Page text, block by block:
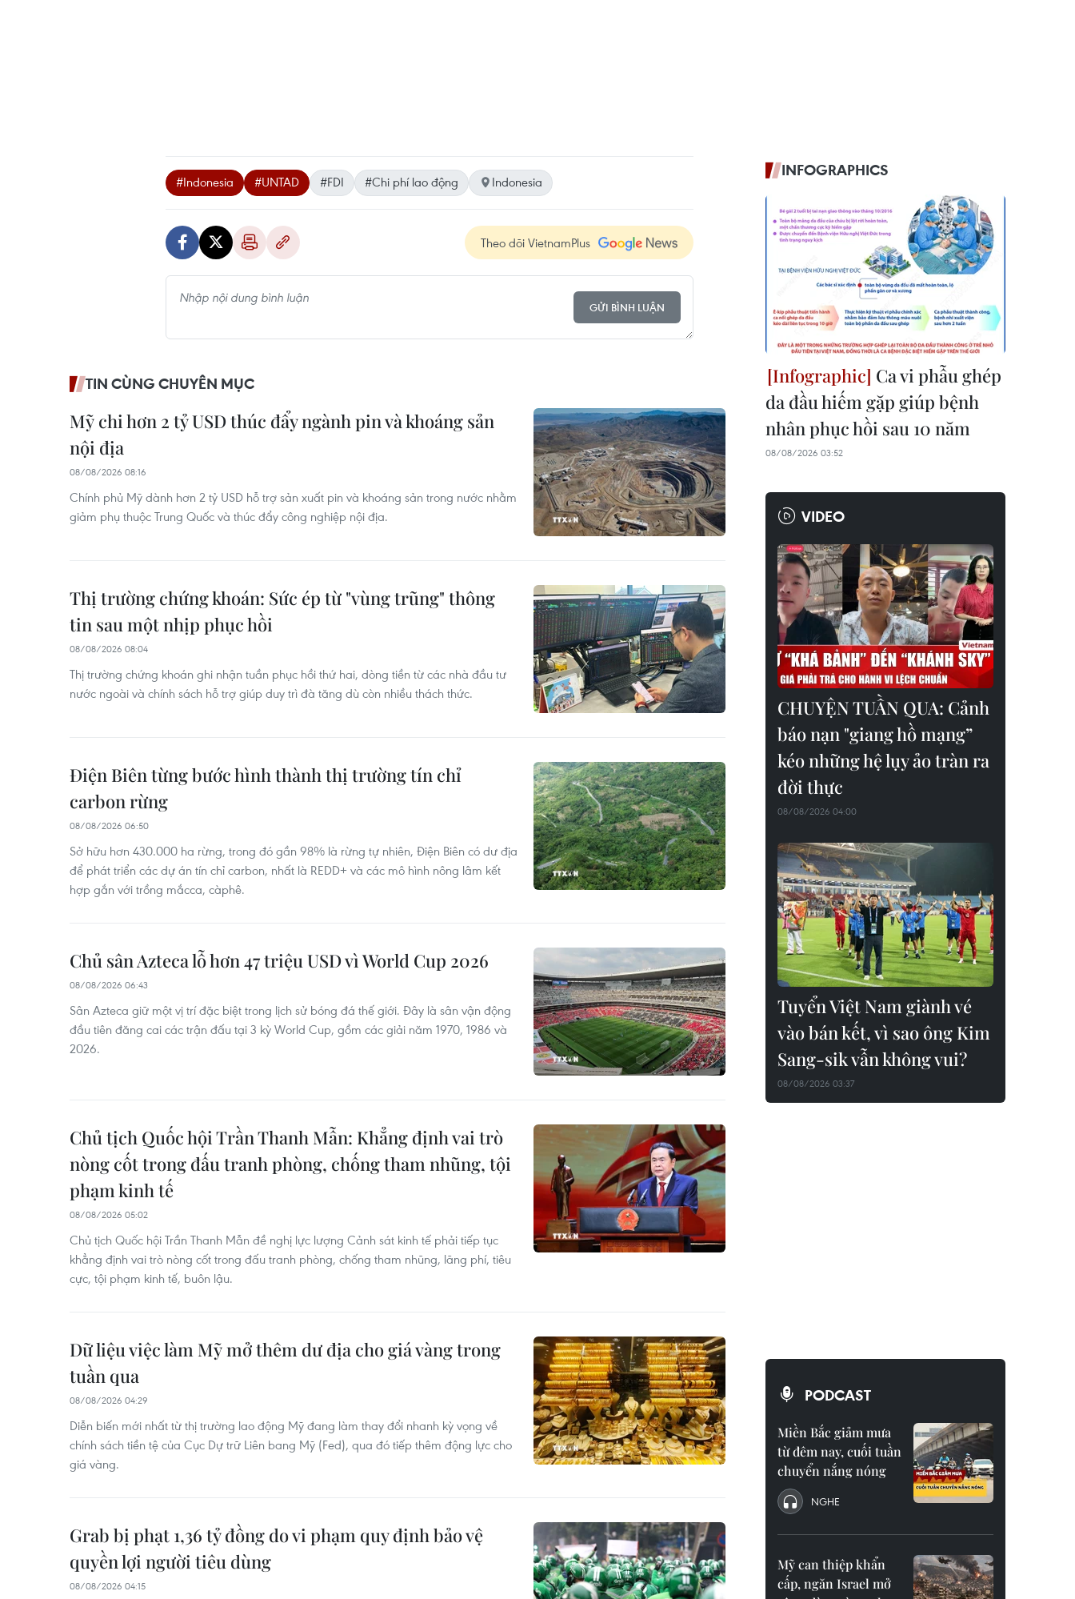
#Indonesia #UNTAD #FDI #Chi phí lao động Indonesia
Theo dõi VietnamPlus
GỬI BÌNH LUẬN
TIN CÙNG CHUYÊN MỤC
Mỹ chi hơn 2 tỷ USD thúc đẩy ngành pin và khoáng sản
nội địa
08/08/2026 08:16
Chính phủ Mỹ dành hơn 2 tỷ USD hỗ trợ sản xuất pin và khoáng sản trong nước nhằm
giảm phụ thuộc Trung Quốc và thúc đẩy công nghiệp nội địa.
Thị trường chứng khoán: Sức ép từ "vùng trũng" thông
tin sau một nhịp phục hồi
08/08/2026 08:04
Thị trường chứng khoán ghi nhận tuần phục hồi thứ hai, dòng tiền từ các nhà đầu tư
nước ngoài và chính sách hỗ trợ giúp duy trì đà tăng dù còn nhiều thách thức.
Điện Biên từng bước hình thành thị trường tín chỉ
carbon rừng
08/08/2026 06:50
Sở hữu hơn 430.000 ha rừng, trong đó gần 98% là rừng tự nhiên, Điện Biên có dư địa
để phát triển các dự án tín chỉ carbon, nhất là REDD+ và các mô hình nông lâm kết
hợp gắn với trồng mắcca, càphê.
Chủ sân Azteca lỗ hơn 47 triệu USD vì World Cup 2026
08/08/2026 06:43
Sân Azteca giữ một vị trí đặc biệt trong lịch sử bóng đá thế giới. Đây là sân vận động
đầu tiên đăng cai các trận đấu tại 3 kỳ World Cup, gồm các giải năm 1970, 1986 và
2026.
Chủ tịch Quốc hội Trần Thanh Mẫn: Khẳng định vai trò
nòng cốt trong đấu tranh phòng, chống tham nhũng, tội
phạm kinh tế
08/08/2026 05:02
Chủ tịch Quốc hội Trần Thanh Mẫn đề nghị lực lượng Cảnh sát kinh tế phải tiếp tục
khẳng định vai trò nòng cốt trong đấu tranh phòng, chống tham nhũng, lãng phí, tiêu
cực, tội phạm kinh tế, buôn lậu.
Dữ liệu việc làm Mỹ mở thêm dư địa cho giá vàng trong
tuần qua
08/08/2026 04:29
Diễn biến mới nhất từ thị trường lao động Mỹ đang làm thay đổi nhanh kỳ vọng về
chính sách tiền tệ của Cục Dự trữ Liên bang Mỹ (Fed), qua đó tiếp thêm động lực cho
giá vàng.
Grab bị phạt 1,36 tỷ đồng do vi phạm quy định bảo vệ
quyền lợi người tiêu dùng
08/08/2026 04:15
INFOGRAPHICS
Ca vi phẫu ghép
da đầu hiếm gặp giúp bệnh
nhân phục hồi sau 10 năm
08/08/2026 03:52
VIDEO
CHUYỆN TUẦN QUA: Cảnh
báo nạn "giang hồ mạng”
kéo những hệ lụy ảo tràn ra
đời thực
08/08/2026 04:00
Tuyển Việt Nam giành vé
vào bán kết, vì sao ông Kim
Sang-sik vẫn không vui?
08/08/2026 03:37
PODCAST
Miền Bắc giảm mưa
từ đêm nay, cuối tuần
chuyển nắng nóng
NGHE
Mỹ can thiệp khẩn
cấp, ngăn Israel mở